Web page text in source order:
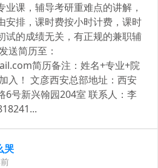
业课，辅导考研重难点的讲解，
安排，课时费按小时计费，课时
试的成绩无关，有正规的兼职辅
送简历至：
简历备注：姓名+专业+院
入！ 文彦西安总部地址：西安
6号新兴翰园204室 联系人：李
哭